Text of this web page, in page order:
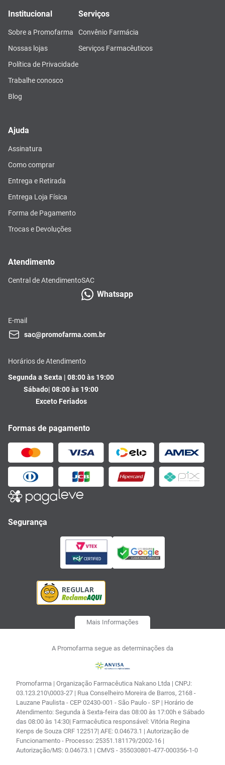
Institucional
Sobre a Promofarma
Nossas lojas
Política de Privacidade
Trabalhe conosco
Blog
Serviços
Convênio Farmácia
Serviços Farmacêuticos
Ajuda
Assinatura
Como comprar
Entrega e Retirada
Entrega Loja Física
Forma de Pagamento
Trocas e Devoluções
Atendimento
Central de AtendimentoSAC
Whatsapp
E-mail
sac@promofarma.com.br
Horários de Atendimento
Segunda a Sexta | 08:00 às 19:00
Sábado| 08:00 às 19:00
Exceto Feriados
Formas de pagamento
Segurança
Mais Informações
A Promofarma segue as determinações da
Promofarma | Organização Farmacêutica Nakano Ltda | CNPJ:
03.123.210\0003-27 | Rua Conselheiro Moreira de Barros, 2168 -
Lauzane Paulista - CEP 02430-001 - São Paulo - SP | Horário de
Atendimento: Segunda à Sexta-feira das 08:00 às 17:00h e Sábado
das 08:00 às 14:30| Farmacêutica responsável: Vitória Regina
Kenps de Souza CRF 122517| AFE: 0.04673.1 | Autorização de
Funcionamento - Processo: 25351.181179/2002-16 |
Autorização/MS: 0.04673.1 | CMVS - 355030801-477-000356-1-0